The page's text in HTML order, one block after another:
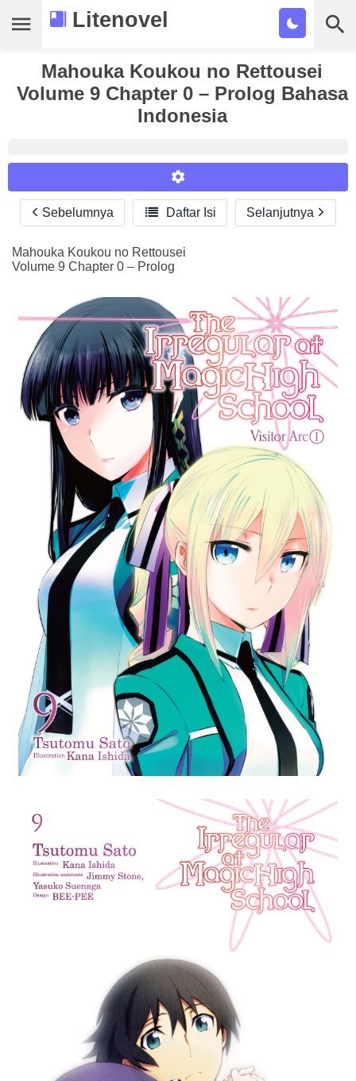
Litenovel
Daftar Novel
Tamat
Bookmark
Mahouka Koukou no Rettousei
Volume 9 Chapter 0 – Prolog Bahasa
Indonesia
Reader Settings
Font :
Titillium Web
Arial
A-
16 A+
Sebelumnya  Daftar Isi Selanjutnya
Mahouka Koukou no Rettousei
Volume 9 Chapter 0 – Prolog